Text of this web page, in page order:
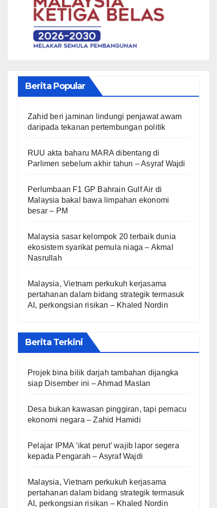
Berita Popular
Zahid beri jaminan lindungi penjawat awam
daripada tekanan pertembungan politik
RUU akta baharu MARA dibentang di
Parlimen sebelum akhir tahun – Asyraf Wajdi
Perlumbaan F1 GP Bahrain Gulf Air di
Malaysia bakal bawa limpahan ekonomi
besar – PM
Malaysia sasar kelompok 20 terbaik dunia
ekosistem syarikat pemula niaga – Akmal
Nasrullah
Malaysia, Vietnam perkukuh kerjasama
pertahanan dalam bidang strategik termasuk
AI, perkongsian risikan – Khaled Nordin
Berita Terkini
Projek bina bilik darjah tambahan dijangka
siap Disember ini – Ahmad Maslan
Desa bukan kawasan pinggiran, tapi pemacu
ekonomi negara – Zahid Hamidi
Pelajar IPMA ‘ikat perut’ wajib lapor segera
kepada Pengarah – Asyraf Wajdi
Malaysia, Vietnam perkukuh kerjasama
pertahanan dalam bidang strategik termasuk
AI, perkongsian risikan – Khaled Nordin